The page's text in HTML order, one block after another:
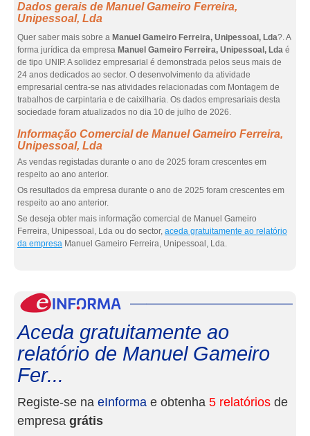
Dados gerais de Manuel Gameiro Ferreira,
Unipessoal, Lda
Quer saber mais sobre a Manuel Gameiro Ferreira, Unipessoal, Lda?. A
forma jurídica da empresa Manuel Gameiro Ferreira, Unipessoal, Lda é
de tipo UNIP. A solidez empresarial é demonstrada pelos seus mais de
24 anos dedicados ao sector. O desenvolvimento da atividade
empresarial centra-se nas atividades relacionadas com Montagem de
trabalhos de carpintaria e de caixilharia. Os dados empresariais desta
sociedade foram atualizados no dia 10 de julho de 2026.
Informação Comercial de Manuel Gameiro Ferreira,
Unipessoal, Lda
As vendas registadas durante o ano de 2025 foram crescentes em
respeito ao ano anterior.
Os resultados da empresa durante o ano de 2025 foram crescentes em
respeito ao ano anterior.
Se deseja obter mais informação comercial de Manuel Gameiro
Ferreira, Unipessoal, Lda ou do sector, aceda gratuitamente ao relatório
da empresa Manuel Gameiro Ferreira, Unipessoal, Lda.
Aceda gratuitamente ao
relatório de Manuel Gameiro
Fer...
Registe-se na eInforma e obtenha 5 relatórios de
empresa grátis